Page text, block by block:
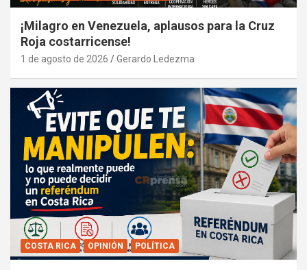
¡Milagro en Venezuela, aplausos para la Cruz
Roja costarricense!
1 de agosto de 2026 Gerardo Ledezma
COSTA RICA OPINIÓN POLÍTICA